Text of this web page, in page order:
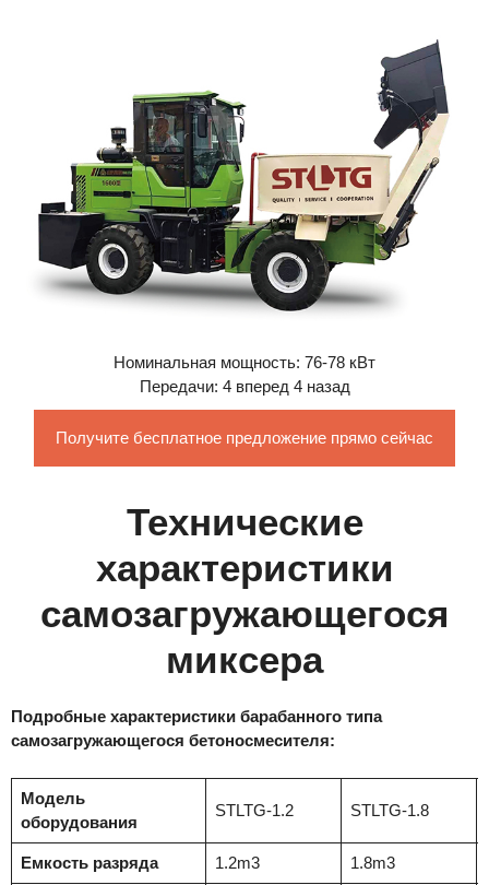
Номинальная мощность: 76-78 кВт
Передачи: 4 вперед 4 назад
Получите бесплатное предложение прямо сейчас
Технические
характеристики
самозагружающегося
миксера
Подробные характеристики барабанного типа
самозагружающегося бетоносмесителя:
Модель
оборудования
STLTG-1.2 STLTG-1.8
Емкость разряда 1.2m3 1.8m3